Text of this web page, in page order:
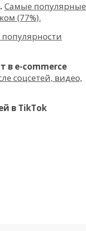
Самые популярные
(77%).
в е-commerce
соцсетей, видео,
в TikTok